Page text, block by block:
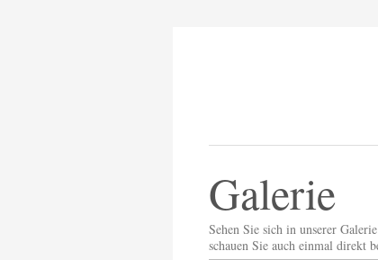
Galerie
Sehen Sie sich in unserer
schauen Sie auch einmal direkt